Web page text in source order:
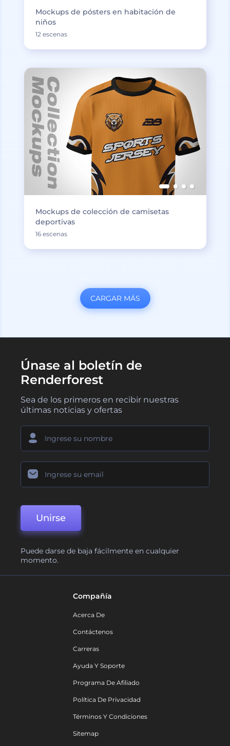
Mockups de pósters en habitación de
niños
12 escenas
Mockups de colección de camisetas
deportivas
16 escenas
CARGAR MÁS
Únase al boletín de
Renderforest
Sea de los primeros en recibir nuestras
últimas noticias y ofertas
Unirse
Puede darse de baja fácilmente en cualquier
momento.
Compañía
Acerca De
Contáctenos
Carreras
Ayuda Y Soporte
Programa De Afiliado
Política De Privacidad
Términos Y Condiciones
Sitemap